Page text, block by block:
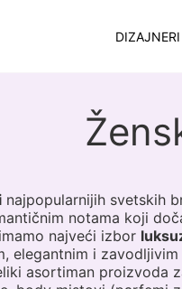
DIZAJNERI
najpopularnijih svetskih
notama koji
najveći izbor
elegantnim i
asortiman proizvoda